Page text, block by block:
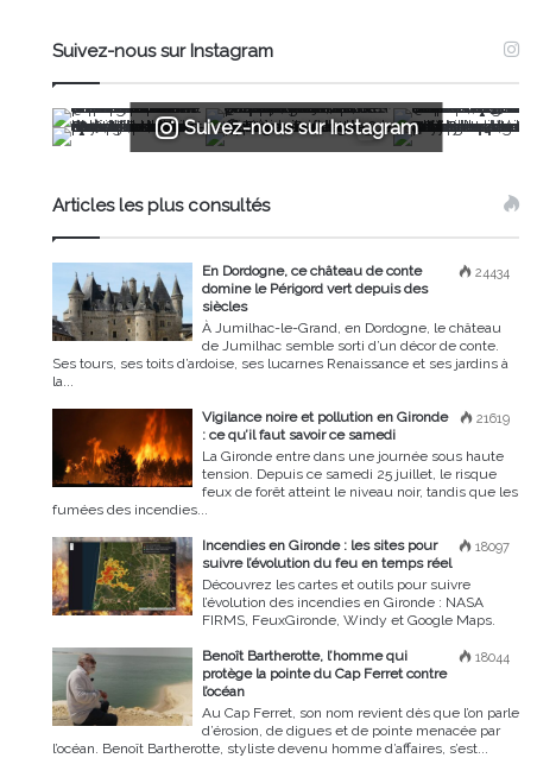
Suivez-nous sur Instagram
Suivez-nous sur Instagram
Articles les plus consultés
24434
En Dordogne, ce château de conte
domine le Périgord vert depuis des
siècles
À Jumilhac-le-Grand, en Dordogne, le château
de Jumilhac semble sorti d’un décor de conte.
Ses tours, ses toits d’ardoise, ses lucarnes Renaissance et ses jardins à
la...
21619
Vigilance noire et pollution en Gironde
: ce qu’il faut savoir ce samedi
La Gironde entre dans une journée sous haute
tension. Depuis ce samedi 25 juillet, le risque
feux de forêt atteint le niveau noir, tandis que les
fumées des incendies...
18097
Incendies en Gironde : les sites pour
suivre l’évolution du feu en temps réel
Découvrez les cartes et outils pour suivre
l’évolution des incendies en Gironde : NASA
FIRMS, FeuxGironde, Windy et Google Maps.
18044
Benoît Bartherotte, l’homme qui
protège la pointe du Cap Ferret contre
l’océan
Au Cap Ferret, son nom revient dès que l’on parle
d’érosion, de digues et de pointe menacée par
l’océan. Benoît Bartherotte, styliste devenu homme d’affaires, s’est...